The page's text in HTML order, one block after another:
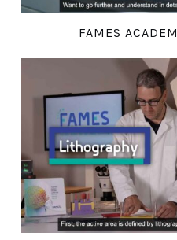
FAMES